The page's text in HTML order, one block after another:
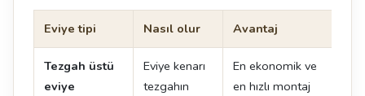
Eviye tipi Nasıl olur Avantaj
Tezgah üstü
eviye
Eviye kenarı
tezgahın
En ekonomik ve
en hızlı montaj